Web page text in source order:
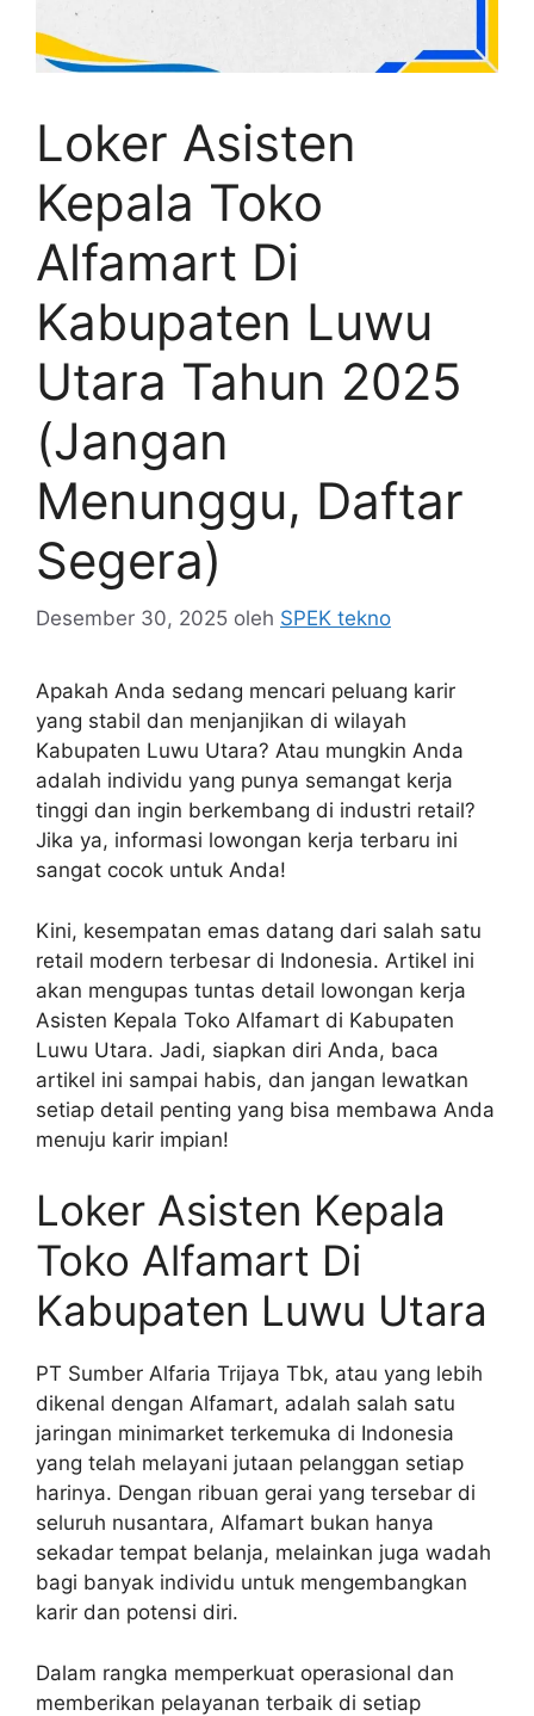
Loker Asisten
Kepala Toko
Alfamart Di
Kabupaten Luwu
Utara Tahun 2025
(Jangan
Menunggu, Daftar
Segera)
Desember 30, 2025 oleh SPEK tekno
Apakah Anda sedang mencari peluang karir
yang stabil dan menjanjikan di wilayah
Kabupaten Luwu Utara? Atau mungkin Anda
adalah individu yang punya semangat kerja
tinggi dan ingin berkembang di industri retail?
Jika ya, informasi lowongan kerja terbaru ini
sangat cocok untuk Anda!
Kini, kesempatan emas datang dari salah satu
retail modern terbesar di Indonesia. Artikel ini
akan mengupas tuntas detail lowongan kerja
Asisten Kepala Toko Alfamart di Kabupaten
Luwu Utara. Jadi, siapkan diri Anda, baca
artikel ini sampai habis, dan jangan lewatkan
setiap detail penting yang bisa membawa Anda
menuju karir impian!
Loker Asisten Kepala
Toko Alfamart Di
Kabupaten Luwu Utara
PT Sumber Alfaria Trijaya Tbk, atau yang lebih
dikenal dengan Alfamart, adalah salah satu
jaringan minimarket terkemuka di Indonesia
yang telah melayani jutaan pelanggan setiap
harinya. Dengan ribuan gerai yang tersebar di
seluruh nusantara, Alfamart bukan hanya
sekadar tempat belanja, melainkan juga wadah
bagi banyak individu untuk mengembangkan
karir dan potensi diri.
Dalam rangka memperkuat operasional dan
memberikan pelayanan terbaik di setiap